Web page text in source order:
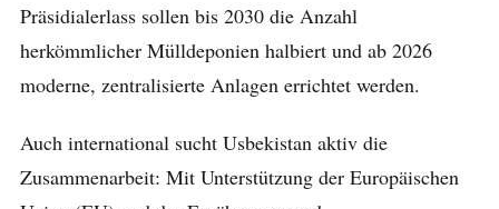
Präsidialerlass sollen bis 2030 die Anzahl
herkömmlicher Mülldeponien halbiert und ab 2026
moderne, zentralisierte Anlagen errichtet werden.
Auch international sucht Usbekistan aktiv die
Zusammenarbeit: Mit Unterstützung der Europäischen